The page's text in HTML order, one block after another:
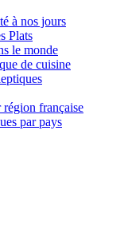
à nos jours
Plats
le monde
de cuisine
région française
par pays